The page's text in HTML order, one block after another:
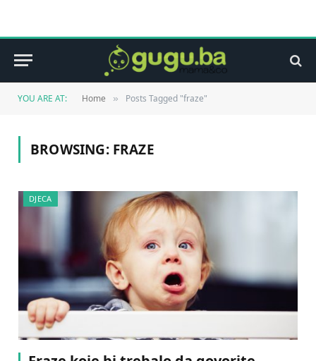
YOU ARE AT: Home » Posts Tagged "fraze"
BROWSING: FRAZE
DJECA